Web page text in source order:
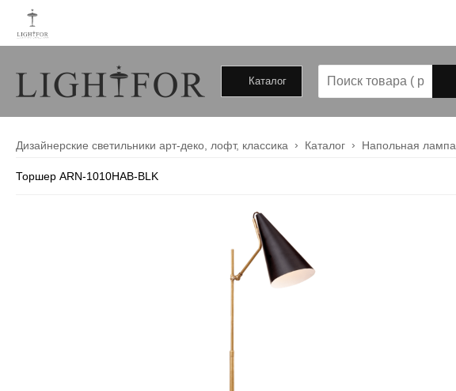
Каталог
+79000172443
+79099034246
Дизайнерские светильники арт-деко, лофт, классика Каталог Напольная лампа
Торшер ARN-1010HAB-BLK